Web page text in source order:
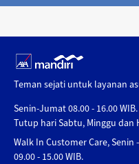
Teman sejati untuk layanan
Senin-Jumat 08.00 - 16.00 WIB.
Tutup hari Sabtu, Minggu dan
Walk In Customer Care, Senin
09.00 - 15.00 WIB.